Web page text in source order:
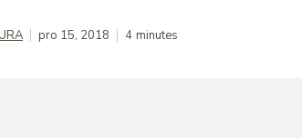
pro 15, 2018 4 minutes